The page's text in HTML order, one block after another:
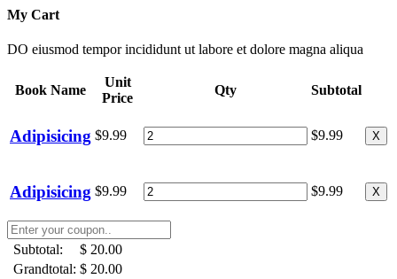
My Cart
DO eiusmod tempor incididunt ut labore et dolore magna aliqua
Book Name
Unit
Price
Qty Subtotal
Adipisicing $9.99 $9.99 X
Adipisicing $9.99 $9.99 X
Subtotal:
$ 20.00
Grandtotal: $ 20.00